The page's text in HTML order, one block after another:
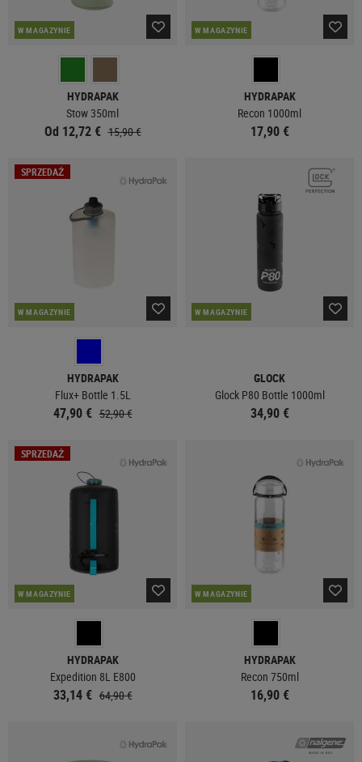
W MAGAZYNIE
HYDRAPAK
Stow 350ml
Od 12,72 € 15,90 €
W MAGAZYNIE
HYDRAPAK
Recon 1000ml
17,90 €
SPRZEDAŻ
W MAGAZYNIE
HYDRAPAK
Flux+ Bottle 1.5L
47,90 € 52,90 €
W MAGAZYNIE
GLOCK
Glock P80 Bottle 1000ml
34,90 €
SPRZEDAŻ
W MAGAZYNIE
HYDRAPAK
Expedition 8L E800
33,14 € 64,90 €
W MAGAZYNIE
HYDRAPAK
Recon 750ml
16,90 €